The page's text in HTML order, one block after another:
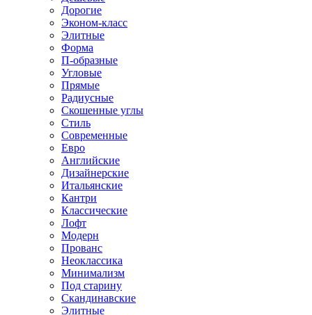
Дорогие
Эконом-класс
Элитные
Форма
П-образные
Угловые
Прямые
Радиусные
Скошенные углы
Стиль
Современные
Евро
Английские
Дизайнерские
Итальянские
Кантри
Классические
Лофт
Модерн
Прованс
Неоклассика
Минимализм
Под старину
Скандинавские
Элитные